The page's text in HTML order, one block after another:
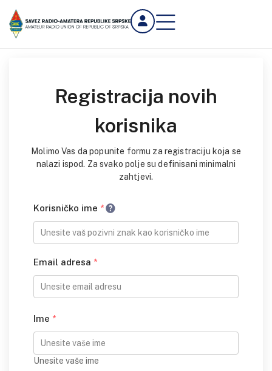
Registracija novih
korisnika
Molimo Vas da popunite formu za registraciju koja se
nalazi ispod. Za svako polje su definisani minimalni
zahtjevi.
Korisničko ime *
Email adresa *
Ime *
Unesite vaše ime